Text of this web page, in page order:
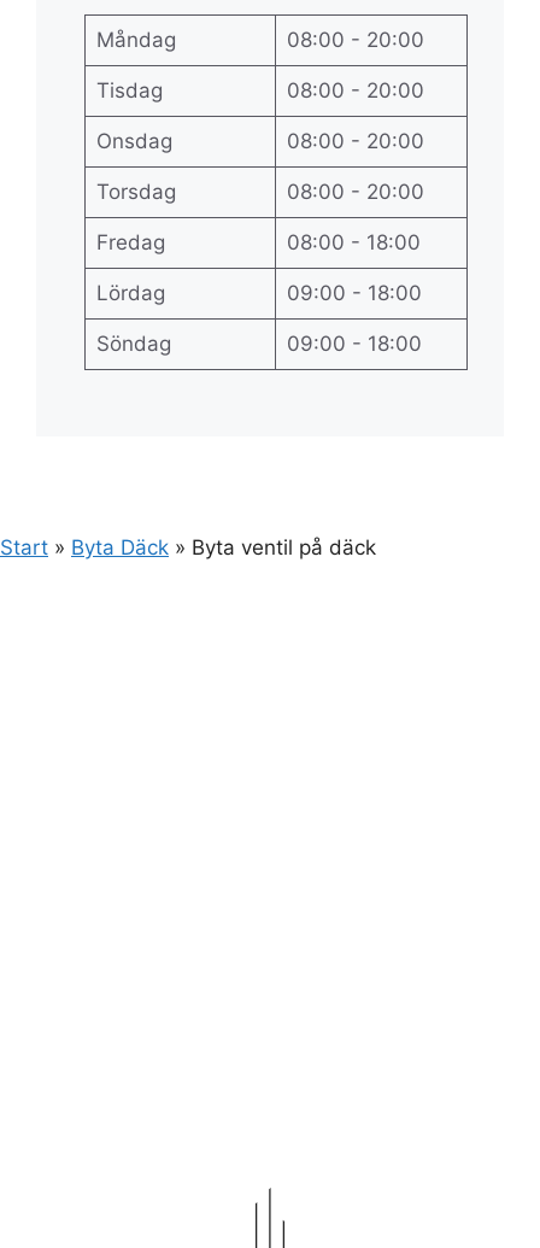
Måndag 08:00 - 20:00
Tisdag 08:00 - 20:00
Onsdag 08:00 - 20:00
Torsdag 08:00 - 20:00
Fredag 08:00 - 18:00
Lördag 09:00 - 18:00
Söndag 09:00 - 18:00
Start » Byta Däck » Byta ventil på däck